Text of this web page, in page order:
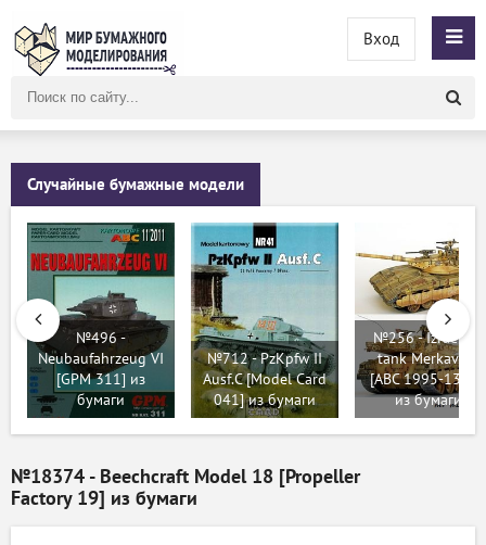
сайту
Вход
Случайные бумажные модели
№496 -
Neubaufahrzeug VI
[GPM 311] из
бумаги
№712 - PzKpfw II
Ausf.C [Model Card
041] из бумаги
№256 - Izraelsky
tank Merkava II
[ABC 1995-13-
из бумаги
№18374 - Beechcraft Model 18 [Propeller
Factory 19] из бумаги